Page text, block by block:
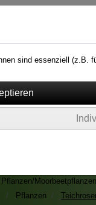
Pflanzen/
Pflanzen
sind essenziell (z.B.